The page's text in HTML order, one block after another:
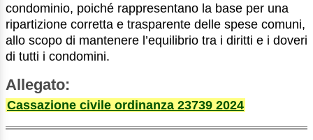
condominio, poiché rappresentano la base per una
ripartizione corretta e trasparente delle spese comuni,
allo scopo di mantenere l’equilibrio tra i diritti e i doveri
di tutti i condomini.
Allegato:
Cassazione civile ordinanza 23739 2024